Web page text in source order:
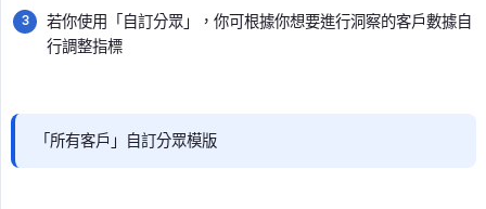
若你使用「自訂分眾」，你可根據你想要進行洞察的客戶數據自
行調整指標
「所有客戶」自訂分眾模版